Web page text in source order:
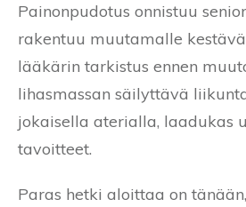
Painonpudotus onnistuu
rakentuu muutamalle
lääkärin tarkistus ennen
lihasmassan säilyttävä
jokaisella aterialla, laadukas
tavoitteet.
Paras hetki aloittaa on